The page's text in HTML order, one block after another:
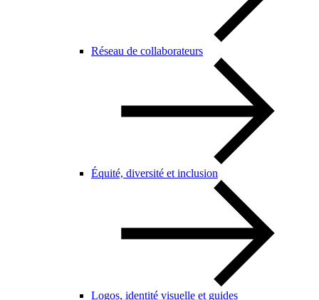
Réseau de collaborateurs
Équité, diversité et inclusion
Logos, identité visuelle et guides